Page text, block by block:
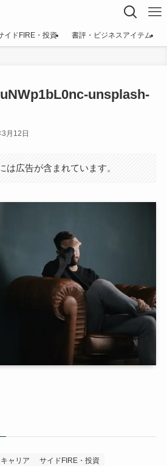
イドFIRE・投資 書評・ビジネスアイテム
unsplash-
月12日
は広告が含まれています。
ャリア
サイドFIRE・投資